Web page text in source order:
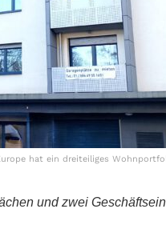
hat ein dreiteiliges
und zwei